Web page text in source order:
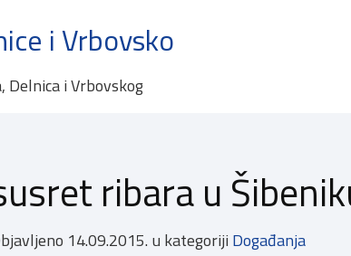
i Vrbovsko
Delnica i Vrbovskog
ribara u
14.09.2015. u kategoriji Događanja